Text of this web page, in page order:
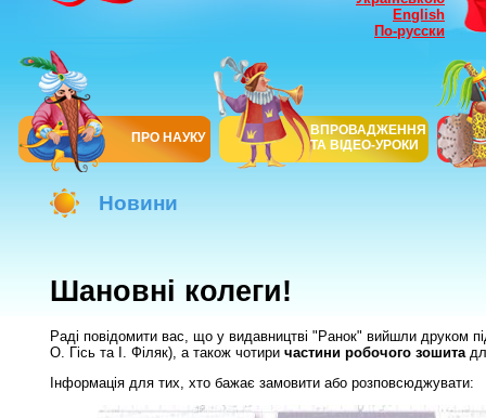
English
По-русски
ПРО НАУКУ
ВПРОВАДЖЕННЯ
ТА ВІДЕО-УРОКИ
Новини
Шановні колеги!
Раді повідомити вас, що у видавництві "Ранок" вийшли друком
О. Гісь та І. Філяк), а також чотири частини робочого зошита
Інформація для тих, хто бажає замовити або розповсюджувати: